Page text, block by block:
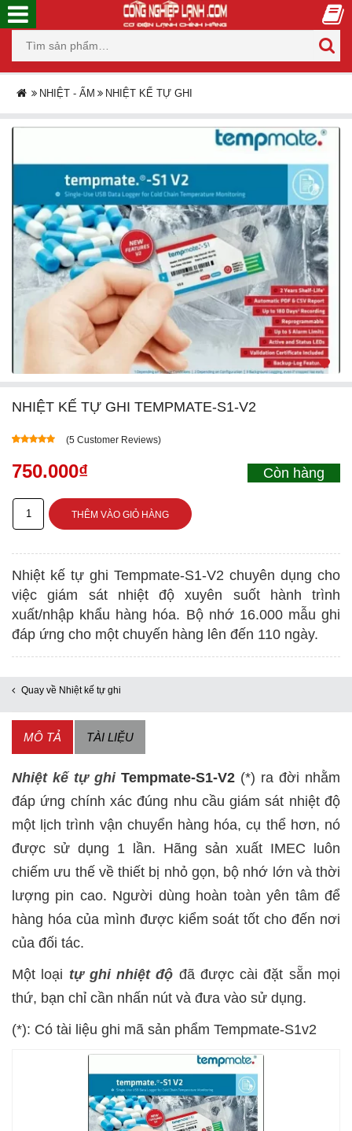
NHIỆT - ẨM NHIỆT KẾ TỰ GHI
NHIỆT KẾ TỰ GHI TEMPMATE-S1-V2
based on
customer
(5 Customer Reviews)
750.000₫ Còn hàng
Nhiệt
kế
tự
ghi
Tempmate-
S1-
số
lượng
THÊM VÀO GIỎ HÀNG
Nhiệt kế tự ghi Tempmate-S1-V2 chuyên dụng cho
việc giám sát nhiệt độ xuyên suốt hành trình
xuất/nhập khẩu hàng hóa. Bộ nhớ 16.000 mẫu ghi
đáp ứng cho một chuyến hàng lên đến 110 ngày.
Quay về Nhiệt kế tự ghi
MÔ TẢ TÀI LIỆU
Nhiệt kế tự ghi Tempmate-S1-V2 (*) ra đời nhằm
đáp ứng chính xác đúng nhu cầu giám sát nhiệt độ
một lịch trình vận chuyển hàng hóa, cụ thể hơn, nó
được sử dụng 1 lần. Hãng sản xuất IMEC luôn
chiếm ưu thế về thiết bị nhỏ gọn, bộ nhớ lớn và thời
lượng pin cao. Người dùng hoàn toàn yên tâm để
hàng hóa của mình được kiểm soát tốt cho đến nơi
của đối tác.
Một loại tự ghi nhiệt độ đã được cài đặt sẵn mọi
thứ, bạn chỉ cần nhấn nút và đưa vào sử dụng.
(*): Có tài liệu ghi mã sản phẩm Tempmate-S1v2